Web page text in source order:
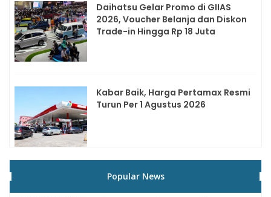
Daihatsu Gelar Promo di GIIAS
2026, Voucher Belanja dan Diskon
Trade-in Hingga Rp 18 Juta
Kabar Baik, Harga Pertamax Resmi
Turun Per 1 Agustus 2026
Popular News